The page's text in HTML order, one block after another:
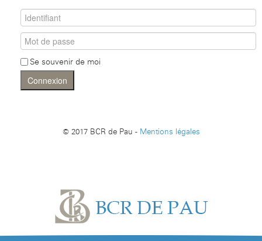
Se souvenir de moi
Connexion
© 2017 BCR de Pau - Mentions légales